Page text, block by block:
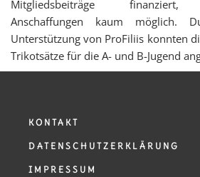
Mitgliedsbeiträge
Anschaffungen kaum möglich.
Unterstützung von ProFiliis konnten
Trikotsätze für die A- und B-Jugend
KONTAKT
DATENSCHUTZERKLÄRUNG
IMPRESSUM